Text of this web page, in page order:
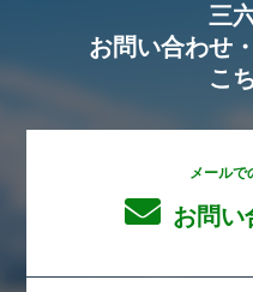
三
お問い合わせ
こ
メールで
お問い